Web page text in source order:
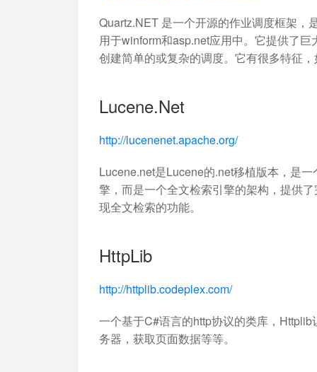
Quartz.NET 是一个开源的作业调度框架，
用于winform和asp.net应用中。它提供了
创建简单的或复杂的调度。它有很多特征
Lucene.Net
http://lucenenet.apache.org/
Lucene.net是Lucene的.net移植版本，是
擎，而是一个全文检索引擎的架构，提供
现全文检索的功能。
HttpLib
http://httplib.codeplex.com/
一个基于C#语言的http协议的类库，
务器，获取页面数据等等。